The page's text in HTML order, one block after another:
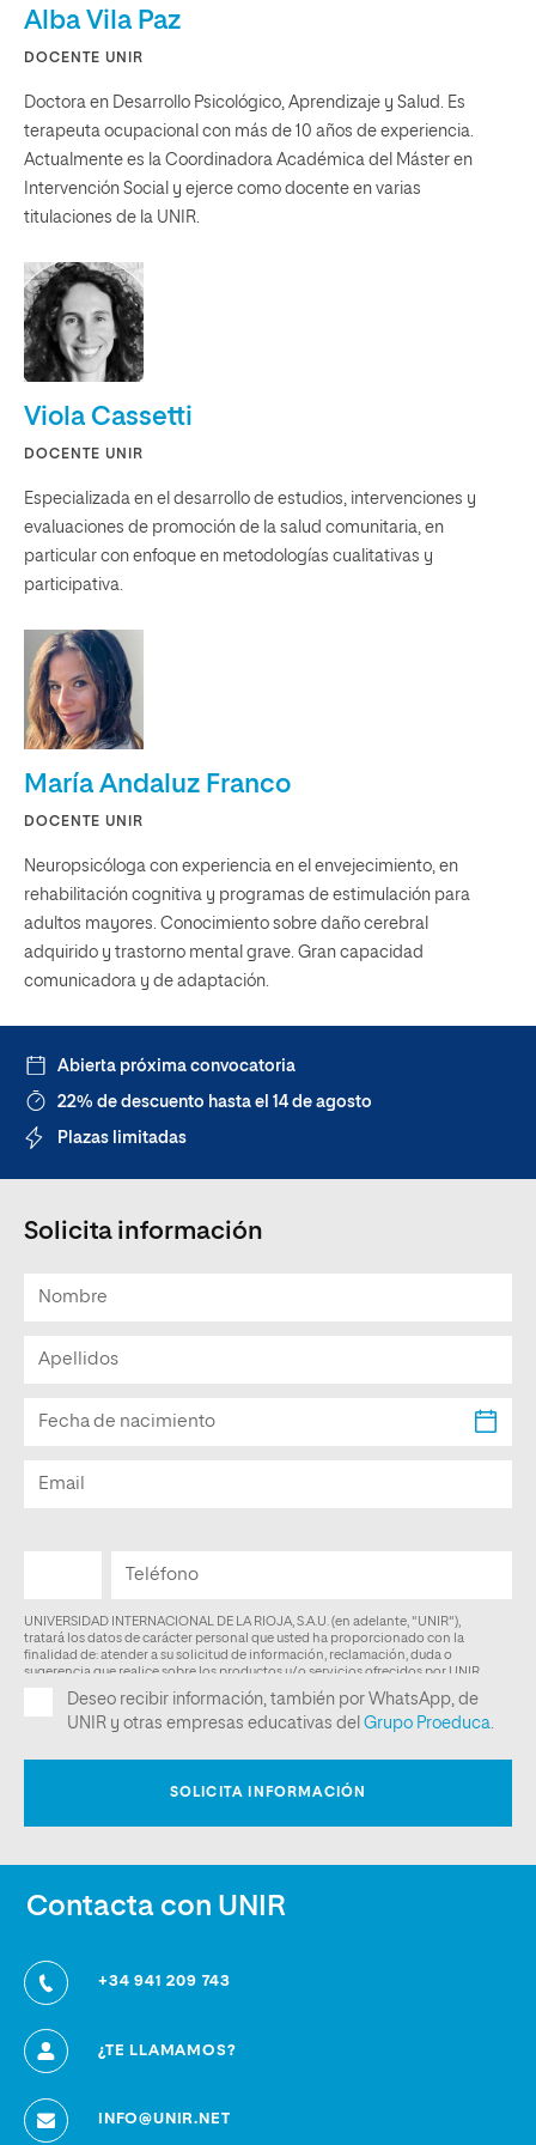
Alba Vila Paz
DOCENTE UNIR
Doctora en Desarrollo Psicológico, Aprendizaje y Salud. Es
terapeuta ocupacional con más de 10 años de experiencia.
Actualmente es la Coordinadora Académica del Máster en
Intervención Social y ejerce como docente en varias
titulaciones de la UNIR.
Viola Cassetti
DOCENTE UNIR
Especializada en el desarrollo de estudios, intervenciones y
evaluaciones de promoción de la salud comunitaria, en
particular con enfoque en metodologías cualitativas y
participativa.
María Andaluz Franco
DOCENTE UNIR
Neuropsicóloga con experiencia en el envejecimiento, en
rehabilitación cognitiva y programas de estimulación para
adultos mayores. Conocimiento sobre daño cerebral
adquirido y trastorno mental grave. Gran capacidad
comunicadora y de adaptación.
Abierta próxima convocatoria
22% de descuento hasta el 14 de agosto
Plazas limitadas
Solicita información
Contacta con UNIR
+34 941 209 743
¿TE LLAMAMOS?
INFO@UNIR.NET